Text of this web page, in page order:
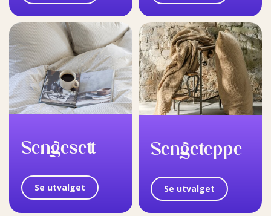
Sengesett
Se utvalget
Sengeteppe
Se utvalget